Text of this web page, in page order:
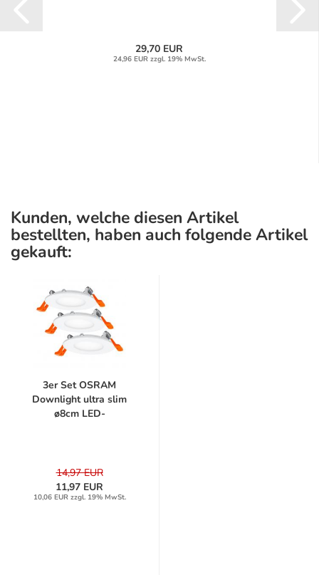
29,70 EUR
24,96 EUR zzgl. 19% MwSt.
Kunden, welche diesen Artikel
bestellten, haben auch folgende Artikel
gekauft:
3er Set OSRAM
Downlight ultra slim
ø8cm LED-
14,97 EUR
11,97 EUR
10,06 EUR zzgl. 19% MwSt.